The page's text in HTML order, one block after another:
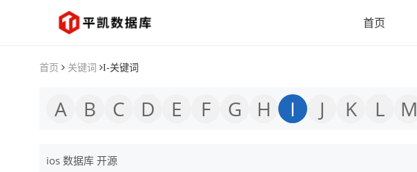
首页
首页 关键词 I-关键词
A B C D E F G H I J K L M
ios 数据库 开源